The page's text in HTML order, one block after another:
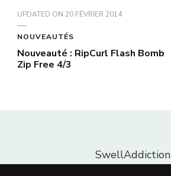
UPDATED ON 20 FÉVRIER 2014
NOUVEAUTÉS
Nouveauté : RipCurl Flash Bomb
Zip Free 4/3
SwellAddiction